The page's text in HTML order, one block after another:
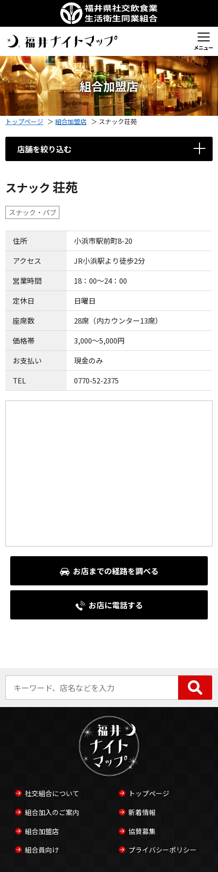
メニュー
組合加盟店
トップページ ＞組合加盟店 ＞ スナック荘苑
店舗を絞り込む
スナック 荘苑
スナック・パブ
住所
小浜市駅前町8-20
アクセス
JR小浜駅より徒歩2分
営業時間
18：00～24：00
定休日
日曜日
座席数
28席（内カウンター13席）
価格帯
3,000～5,000円
お支払い
現金のみ
TEL
0770-52-2375
お店までの経路を調べる
お店に電話する
社交組合について
組合加入のご案内
組合加盟店
組合員向け
トップページ
新着情報
協賛募集
プライバシーポリシー